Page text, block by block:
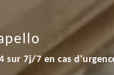
sur 7j/7 en cas